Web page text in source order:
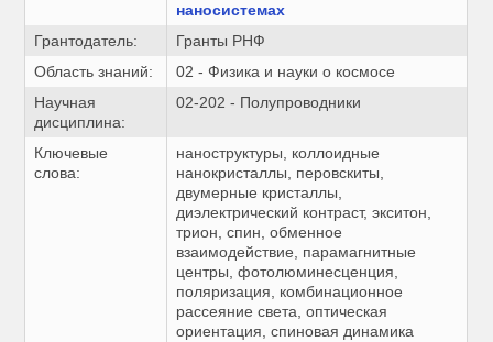
наносистемах
Грантодатель:
Гранты РНФ
Область знаний:
02 - Физика и науки о космосе
Научная
дисциплина:
02-202 - Полупроводники
Ключевые
слова:
наноструктуры, коллоидные
нанокристаллы, перовскиты,
двумерные кристаллы,
диэлектрический контраст, экситон,
трион, спин, обменное
взаимодействие, парамагнитные
центры, фотолюминесценция,
поляризация, комбинационное
рассеяние света, оптическая
ориентация, спиновая динамика